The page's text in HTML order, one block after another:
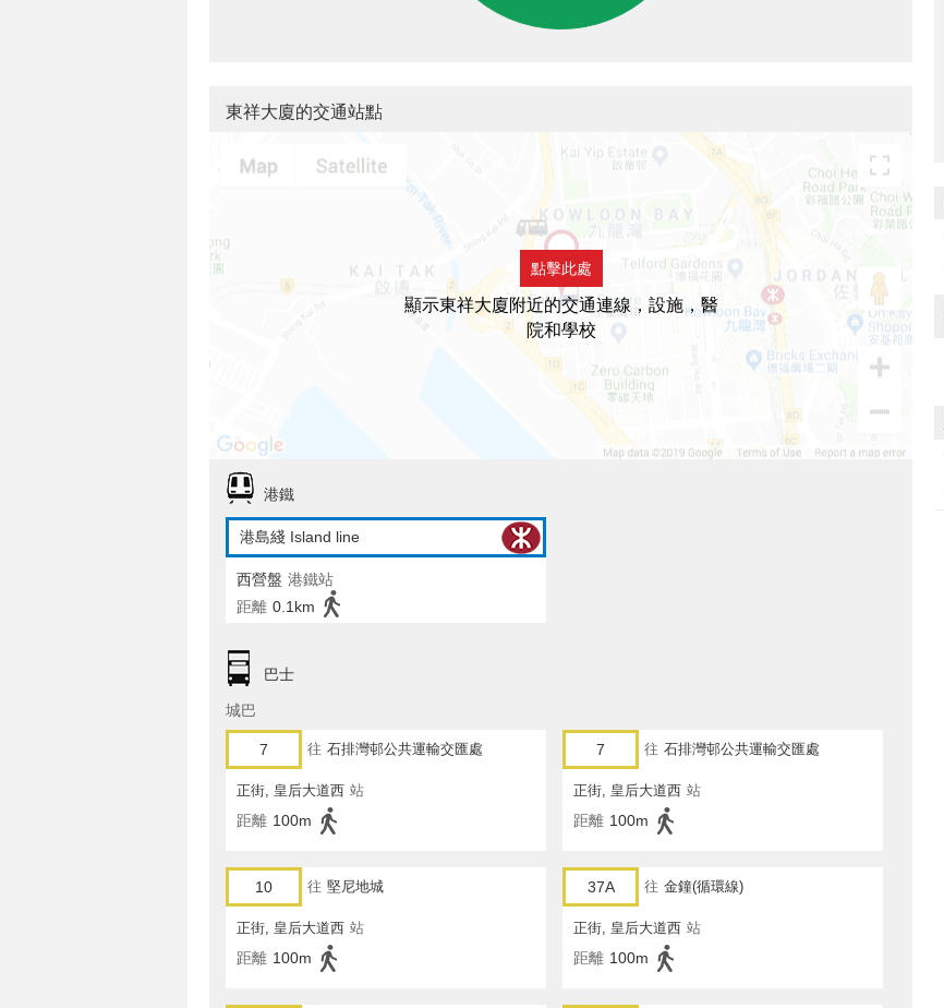
東祥大廈的交通站點
點擊此處
顯示東祥大廈附近的交通連線，設施，醫
院和學校
港鐵
港島綫 Island line
西營盤 港鐵站
距離 0.1km
巴士
城巴
7 往 石排灣邨公共運輸交匯處
正街, 皇后大道西 站
距離 100m
7 往 石排灣邨公共運輸交匯處
正街, 皇后大道西 站
距離 100m
10 往 堅尼地城
正街, 皇后大道西 站
距離 100m
37A 往 金鐘(循環線)
正街, 皇后大道西 站
距離 100m